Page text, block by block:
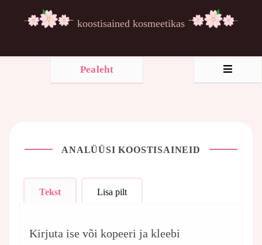
koostisained kosmeetikas
Pealeht
ANALÜÜSI KOOSTISAINEID
Tekst Lisa pilt
Kirjuta ise või kopeeri ja kleebi